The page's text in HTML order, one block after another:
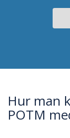
Hur man
POTM